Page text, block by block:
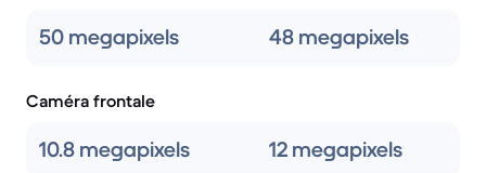
50 megapixels 48 megapixels
Caméra frontale
10.8 megapixels 12 megapixels